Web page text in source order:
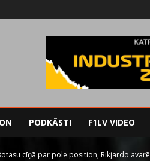
PODKĀSTI F1LV VIDEO
cīņā par pole position, Rikjardo avarē